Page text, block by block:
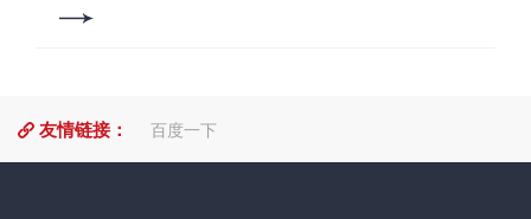
科技园A区6号楼11层
理内涵，破除“合规仅是法务工作”的认知误区，使员工真
部门的干部职工参加了此次专题培训活动。 培训
整个专题培训从四个方面进行。一是健康养老产业合规
友情链接： 百度一下